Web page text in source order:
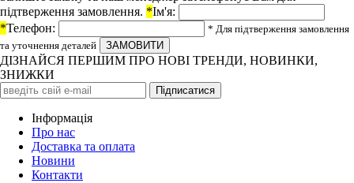
підтверження замовлення. *Ім'я:
*Телефон:
* Для підтверження замовлення
та уточнення деталей
ДІЗНАЙСЯ ПЕРШИМ ПРО НОВІ ТРЕНДИ, НОВИНКИ,
ЗНИЖКИ
Iнформація
Про нас
Доставка та оплата
Новини
Контакти